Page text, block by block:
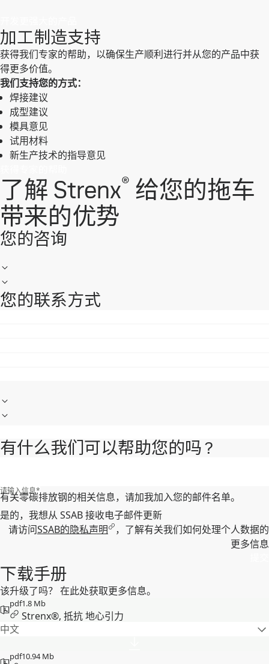
加工制造支持
获得我们专家的帮助，以确保生产顺利进行并从您的产品中获
得更多价值。
我们支持您的方式：
焊接建议
成型建议
模具意见
试用材料
新生产技术的指导意见
了解 Strenx® 给您的拖车
带来的优势
您的咨询
您的联系方式
有什么我们可以帮助您的吗 ?
请输入信息*
有关零碳排放钢的相关信息，请加我加入您的邮件名单。
是的，我想从 SSAB 接收电子邮件更新
请访问SSAB的隐私声明
，了解有关我们如何处理个人数据的
更多信息
下载手册
该升级了吗？ 在此处获取更多信息。
pdf1.8 Mb
Strenx®, 抵抗 地心引力
中文
pdf10.94 Mb